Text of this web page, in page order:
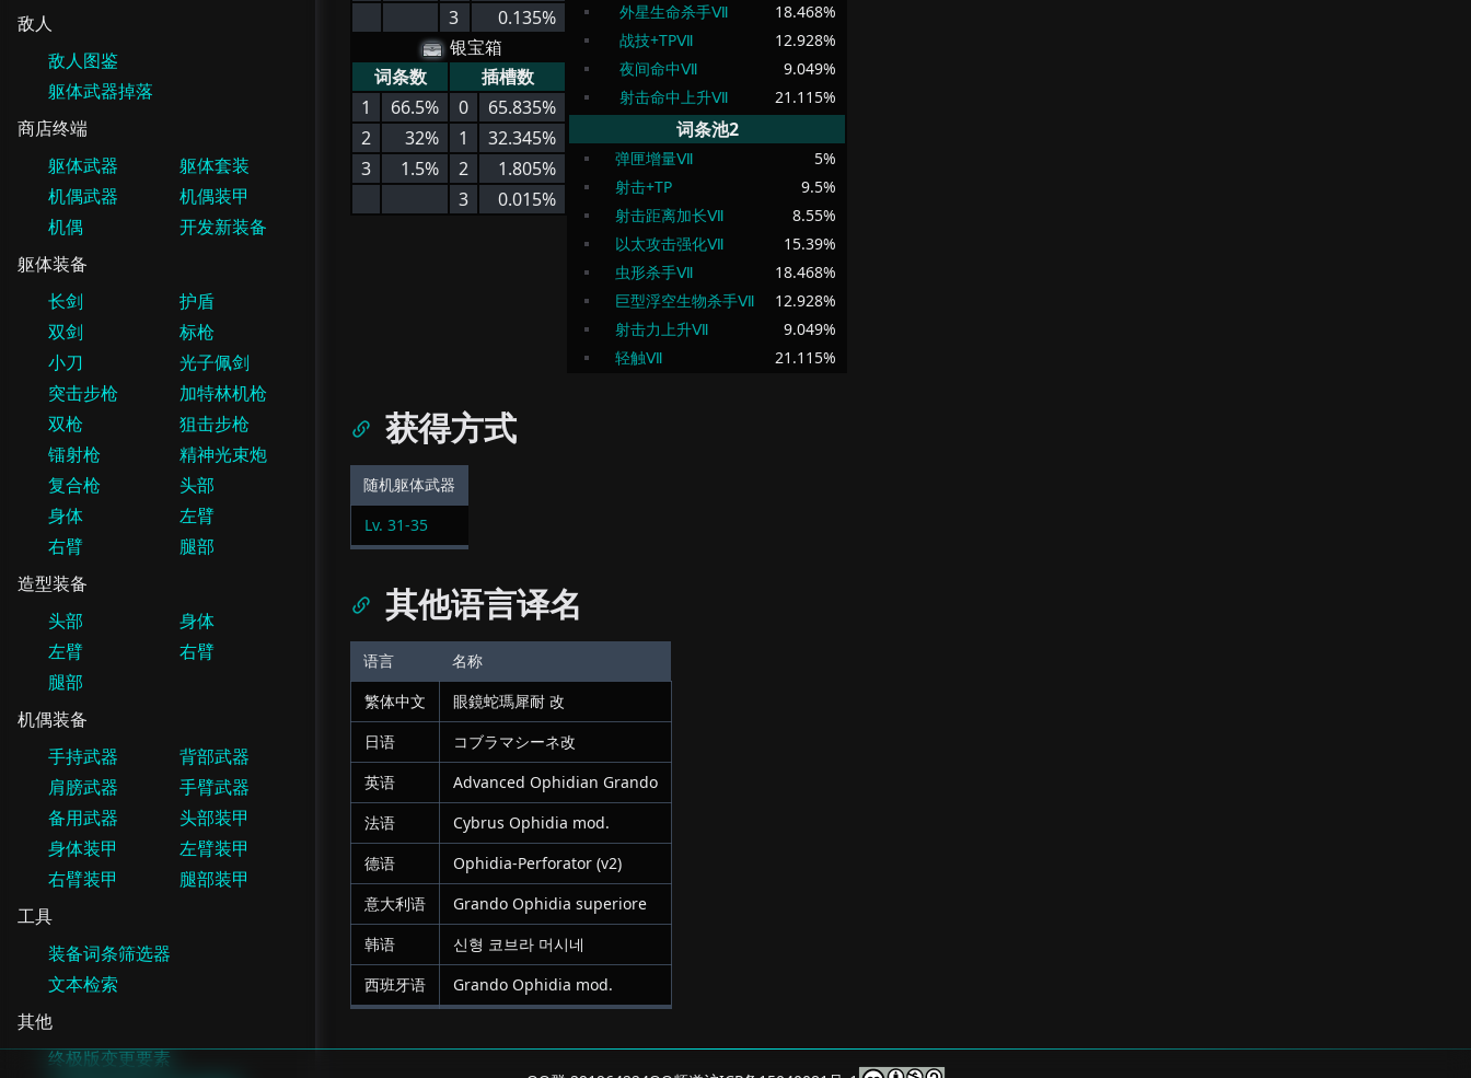
敌人
敌人图鉴
躯体武器掉落
商店终端
躯体武器
躯体套装
机偶武器
机偶装甲
机偶
开发新装备
躯体装备
长剑
护盾
双剑
标枪
小刀
光子佩剑
突击步枪
加特林机枪
双枪
狙击步枪
镭射枪
精神光束炮
复合枪
头部
身体
左臂
右臂
腿部
造型装备
头部
身体
左臂
右臂
腿部
机偶装备
手持武器
背部武器
肩膀武器
手臂武器
备用武器
头部装甲
身体装甲
左臂装甲
右臂装甲
腿部装甲
工具
装备词条筛选器
文本检索
其他
终极版变更要素
3
0.135%
银宝箱
词条数
插槽数
1
66.5% 0
65.835%
2
32% 1
32.345%
3
1.5% 2
1.805%
3
0.015%
外星生命杀手Ⅶ
18.468%
战技+TPⅦ
12.928%
夜间命中Ⅶ
9.049%
射击命中上升Ⅶ
21.115%
词条池2
弹匣增量Ⅶ 5%
射击+TP
9.5%
射击距离加长Ⅶ
8.55%
以太攻击强化Ⅶ
15.39%
虫形杀手Ⅶ
18.468%
巨型浮空生物杀手Ⅶ
12.928%
射击力上升Ⅶ
9.049%
轻触Ⅶ
21.115%
获得方式
随机躯体武器
Lv. 31-35
其他语言译名
语言
名称
繁体中文
眼鏡蛇瑪犀耐 改
日语
コブラマシーネ改
英语
Advanced Ophidian Grando
法语
Cybrus Ophidia mod.
德语
Ophidia-Perforator (v2)
意大利语
Grando Ophidia superiore
韩语
신형 코브라 머시네
西班牙语
Grando Ophidia mod.